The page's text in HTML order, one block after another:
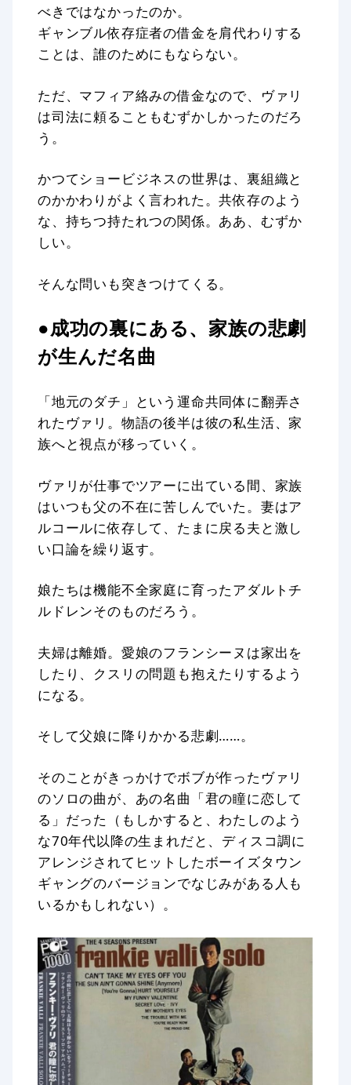
べきではなかったのか。
ギャンブル依存症者の借金を肩代わりする
ことは、誰のためにもならない。
ただ、マフィア絡みの借金なので、ヴァリ
は司法に頼ることもむずかしかったのだろ
う。
かつてショービジネスの世界は、裏組織と
のかかわりがよく言われた。共依存のよう
な、持ちつ持たれつの関係。ああ、むずか
しい。
そんな問いも突きつけてくる。
●成功の裏にある、家族の悲劇
が生んだ名曲
「地元のダチ」という運命共同体に翻弄さ
れたヴァリ。物語の後半は彼の私生活、家
族へと視点が移っていく。
ヴァリが仕事でツアーに出ている間、家族
はいつも父の不在に苦しんでいた。妻はア
ルコールに依存して、たまに戻る夫と激し
い口論を繰り返す。
娘たちは機能不全家庭に育ったアダルトチ
ルドレンそのものだろう。
夫婦は離婚。愛娘のフランシーヌは家出を
したり、クスリの問題も抱えたりするよう
になる。
そして父娘に降りかかる悲劇……。
そのことがきっかけでボブが作ったヴァリ
のソロの曲が、あの名曲「君の瞳に恋して
る」だった（もしかすると、わたしのよう
な70年代以降の生まれだと、ディスコ調に
アレンジされてヒットしたボーイズタウン
ギャングのバージョンでなじみがある人も
いるかもしれない）。